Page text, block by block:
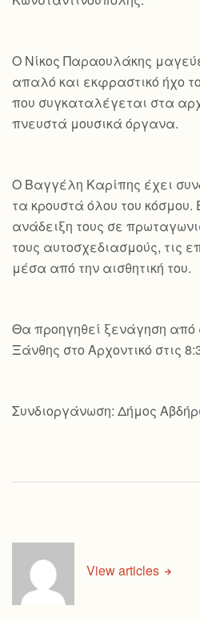
Ο Νίκος Παραουλάκης
απαλό και εκφραστικό ήχο
που συγκαταλέγεται στα
πνευστά μουσικά όργανα.
Ο Βαγγέλη Καρίπης έχει
τα κρουστά όλου του
ανάδειξη τους σε
τους αυτοσχεδιασμούς, τις
μέσα από την αισθητική του.
Θα προηγηθεί ξενάγηση
Ξάνθης στο Αρχοντικό στις
Συνδιοργάνωση: Δήμος
View articles